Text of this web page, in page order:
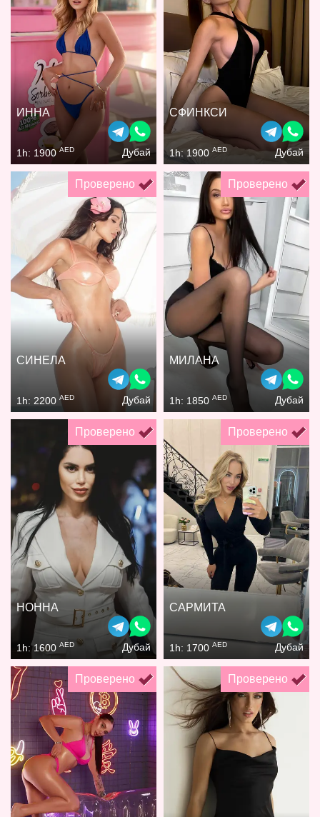
ИННА
1h: 1900 AED Дубай
СФИНКСИ
1h: 1900 AED Дубай
Проверено
СИНЕЛА
1h: 2200 AED Дубай
Проверено
МИЛАНА
1h: 1850 AED Дубай
Проверено
НОННА
1h: 1600 AED Дубай
Проверено
САРМИТА
1h: 1700 AED Дубай
Проверено Проверено